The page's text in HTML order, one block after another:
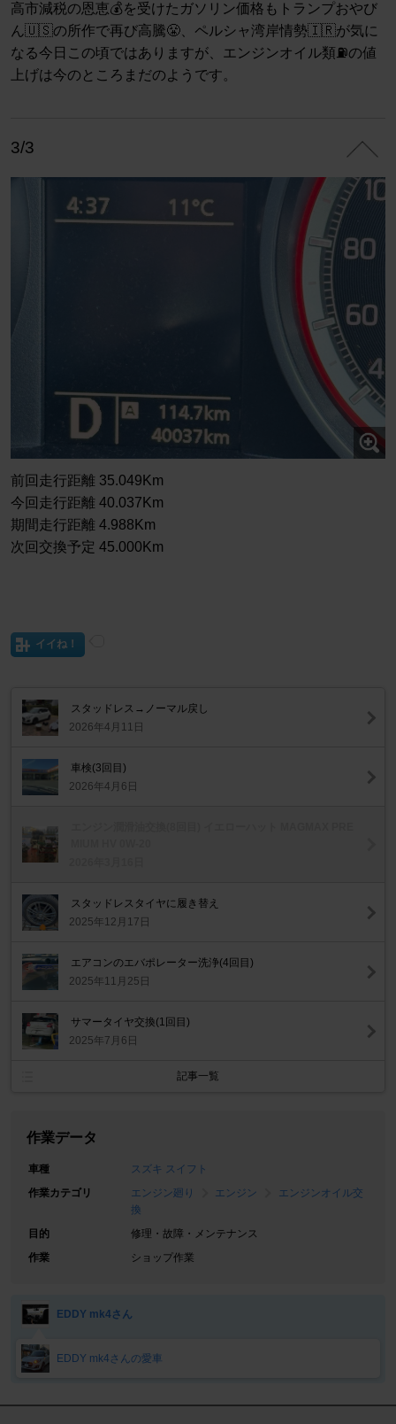
高市減税の恩恵💰を受けたガソリン価格もトランプおやび
ん🇺🇸の所作で再び高騰😤、ペルシャ湾岸情勢🇮🇷が気に
なる今日この頃ではありますが、エンジンオイル類⛽️の値
上げは今のところまだのようです。
3/3
前回走行距離 35.049Km
今回走行距離 40.037Km
期間走行距離 4.988Km
次回交換予定 45.000Km
イイね！
スタッドレス→ノーマル戻し
2026年4月11日
車検(3回目)
2026年4月6日
スタッドレスタイヤに履き替え
2025年12月17日
エアコンのエバポレーター洗浄(4回目)
2025年11月25日
サマータイヤ交換(1回目)
2025年7月6日
記事一覧
作業データ
車種
スズキ スイフト
作業カテゴリ
エンジン廻り エンジン
エンジンオイル交
換
目的
修理・故障・メンテナンス
作業
ショップ作業
EDDY mk4さん
EDDY mk4さんの愛車